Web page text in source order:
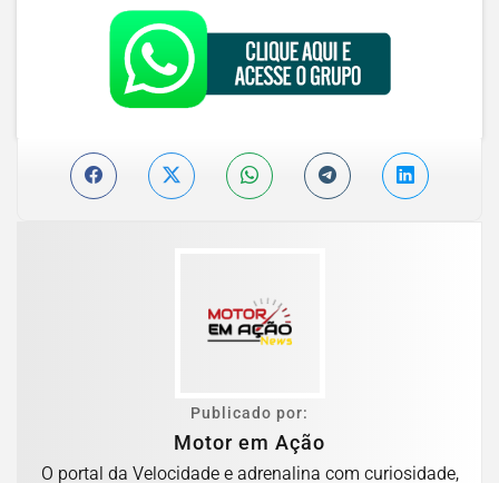
Publicado por:
Motor em Ação
O portal da Velocidade e adrenalina com curiosidade,